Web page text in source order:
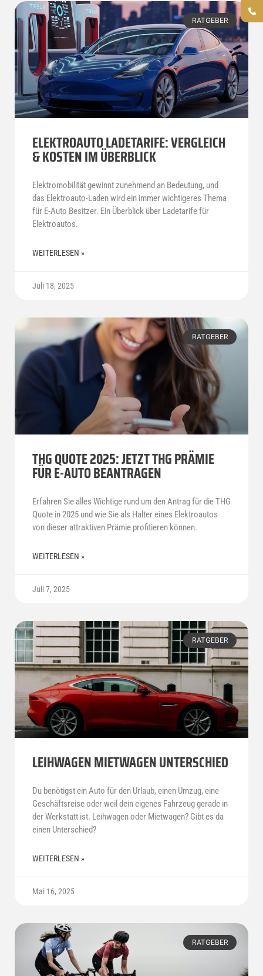
RATGEBER
ELEKTROAUTO LADETARIFE: VERGLEICH
& KOSTEN IM ÜBERBLICK
Elektromobilität gewinnt zunehmend an Bedeutung, und
das Elektroauto-Laden wird ein immer wichtigeres Thema
für E-Auto Besitzer. Ein Überblick über Ladetarife für
Elektroautos.
WEITERLESEN »
Juli 18, 2025
RATGEBER
THG QUOTE 2025: JETZT THG PRÄMIE
FÜR E-AUTO BEANTRAGEN
Erfahren Sie alles Wichtige rund um den Antrag für die THG
Quote in 2025 und wie Sie als Halter eines Elektroautos
von dieser attraktiven Prämie profitieren können.
WEITERLESEN »
Juli 7, 2025
RATGEBER
LEIHWAGEN MIETWAGEN UNTERSCHIED
Du benötigst ein Auto für den Urlaub, einen Umzug, eine
Geschäftsreise oder weil dein eigenes Fahrzeug gerade in
der Werkstatt ist. Leihwagen oder Mietwagen? Gibt es da
einen Unterschied?
WEITERLESEN »
Mai 16, 2025
RATGEBER